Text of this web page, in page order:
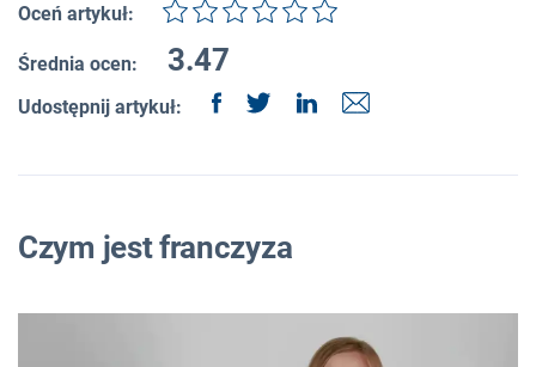
Oceń artykuł:
Średnia ocen: 3.47
Udostępnij artykuł:
Czym jest franczyza